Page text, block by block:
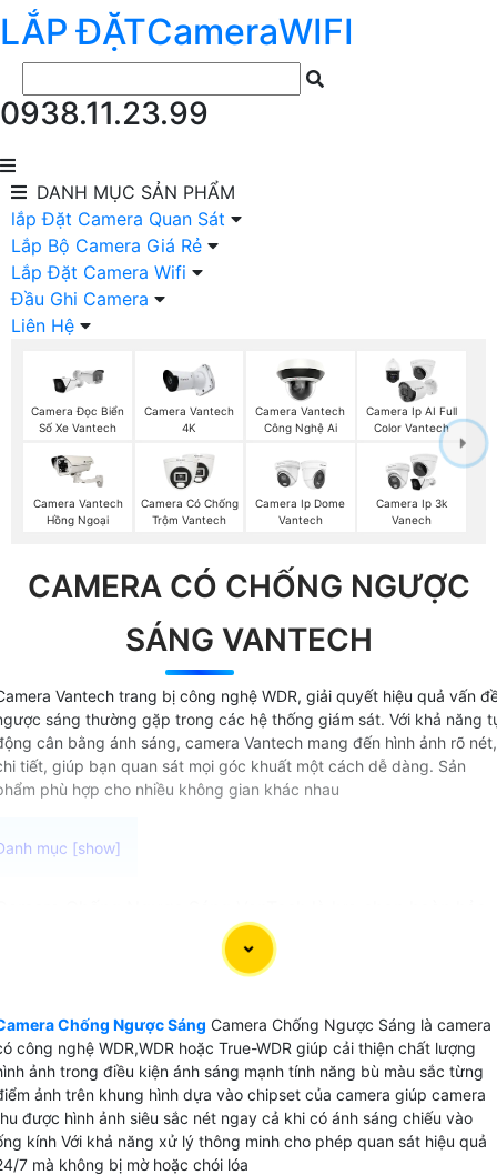
LẮP ĐẶTCameraWIFI
0938.11.23.99
DANH MỤC SẢN PHẨM
lắp Đặt Camera Quan Sát
Lắp Bộ Camera Giá Rẻ
Lắp Đặt Camera Wifi
Đầu Ghi Camera
Liên Hệ
Camera Đọc Biển
Số Xe Vantech
Camera Vantech
4K
Camera Vantech
Công Nghệ Ai
Camera Ip AI Full
Color Vantech
Camera Vantech
Hồng Ngoại
Camera Có Chống
Trộm Vantech
Camera Ip Dome
Vantech
Camera Ip 3k
Vanech
CAMERA CÓ CHỐNG NGƯỢC
SÁNG VANTECH
Vantech trang bị công nghệ WDR, giải quyết hiệu quả vấn
sáng thường gặp trong các hệ thống giám sát. Với khả năng
cân bằng ánh sáng, camera Vantech mang đến hình ảnh rõ nét,
tiết, giúp bạn quan sát mọi góc khuất một cách dễ dàng. Sản
phù hợp cho nhiều không gian khác nhau
việc ghi hình chất lượng cao ngay cả khi đối tượng ở
ánh sáng mạnh . Với thông số WDR,WDR hoặc True-
hay cửa hàng, để luôn đảm bảo thu video rõ ràng và
tiết.
Chống Ngược Sáng Camera Chống Ngược Sáng là camera
công nghệ WDR,WDR hoặc True-WDR giúp cải thiện chất lượng
ảnh trong điều kiện ánh sáng mạnh tính năng bù màu sắc từng
ảnh trên khung hình dựa vào chipset của camera giúp camera
được hình ảnh siêu sắc nét ngay cả khi có ánh sáng chiếu vào
kính Với khả năng xử lý thông minh cho phép quan sát hiệu quả
7 mà không bị mờ hoặc chói lóa